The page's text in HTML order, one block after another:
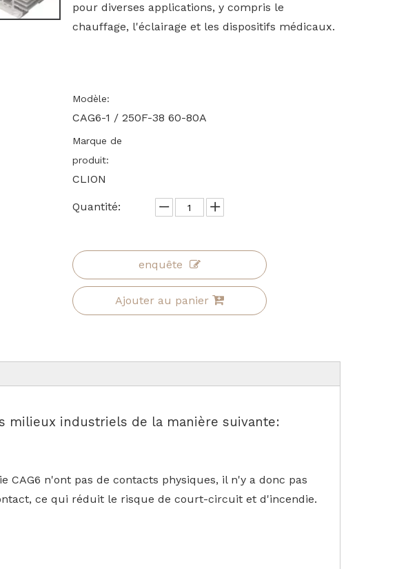
pour diverses applications, y compris le
chauffage, l'éclairage et les dispositifs médicaux.
Modèle:
CAG6-1 / 250F-38 60-80A
Marque de
produit:
CLION
Quantité:
enquête
Ajouter au panier
milieux industriels de la manière suivante:
n'ont pas de contacts physiques, il n'y a donc pas
ce qui réduit le risque de court-circuit et d'incendie.